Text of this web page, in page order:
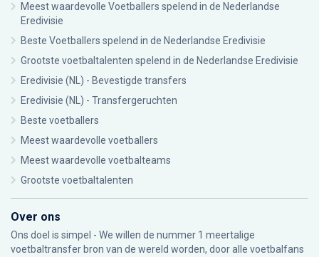
Meest waardevolle Voetballers spelend in de Nederlandse
Eredivisie
Beste Voetballers spelend in de Nederlandse Eredivisie
Grootste voetbaltalenten spelend in de Nederlandse Eredivisie
Eredivisie (NL) - Bevestigde transfers
Eredivisie (NL) - Transfergeruchten
Beste voetballers
Meest waardevolle voetballers
Meest waardevolle voetbalteams
Grootste voetbaltalenten
Over ons
Ons doel is simpel - We willen de nummer 1 meertalige
voetbaltransfer bron van de wereld worden, door alle voetbalfans